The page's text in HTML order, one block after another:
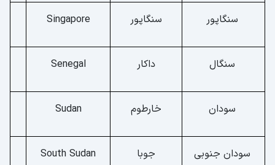
سنگاپور سنگاپور Singapore
سنگال داکار Senegal
سودان خارطوم Sudan
سودان جنوبی جوبا South Sudan